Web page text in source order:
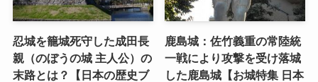
忍城を籠城死守した成田長
親（のぼうの城 主人公）の
末路とは？【日本の歴史ブ
鹿島城：佐竹義重の常陸統
一戦により攻撃を受け落城
した鹿島城【お城特集 日本